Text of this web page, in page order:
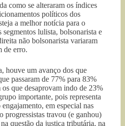
como se alteraram os índices
políticos dos
a melhor notícia para o
lulista, bolsonarista e
não bolsonarista variaram
de erro.
houve um avanço dos que
passaram de 77% para 83%
que desaprovam indo de 23%
importante, pois representa
em especial nas
progressistas travou (e ganhou)
questão da justiça tributária, na